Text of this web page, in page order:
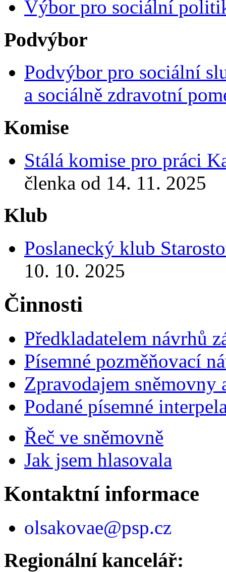
Výbor pro sociální
Podvýbor
Podvýbor pro sociální
a sociálně zdravotní
Komise
Stálá komise pro práci
členka od 14. 11. 2025
Klub
Poslanecký klub
10. 10. 2025
Činnosti
Předkladatelem návrhů
Písemné pozměňovací
Zpravodajem
Podané písemné
Řeč ve sněmovně
Jak jsem hlasovala
Kontaktní informace
olsakovae@psp.cz
Regionální kancelář: